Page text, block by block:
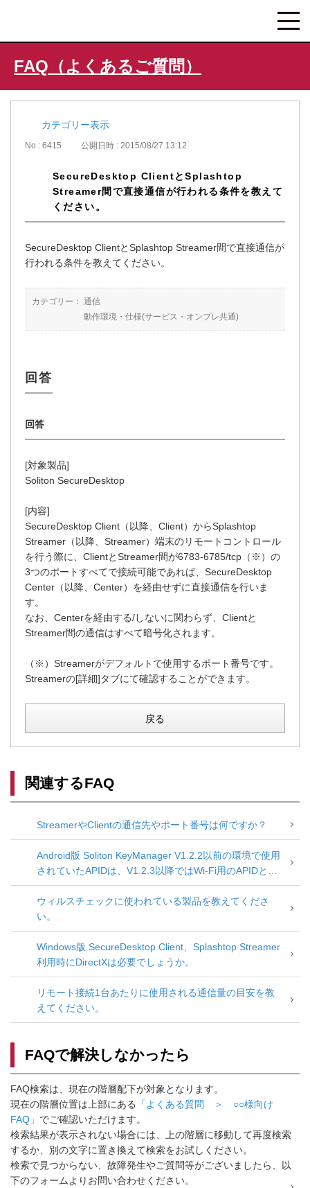
FAQ（よくあるご質問）
カテゴリー表示
No : 6415 公開日時 : 2015/08/27 13:12
SecureDesktop ClientとSplashtop
Streamer間で直接通信が行われる条件を教えて
ください。
SecureDesktop ClientとSplashtop Streamer間で直接通信が
行われる条件を教えてください。
カテゴリー： 通信
動作環境・仕様(サービス・オンプレ共通)
[対象製品]
Soliton SecureDesktop
[内容]
SecureDesktop Client（以降、Client）からSplashtop
Streamer（以降、Streamer）端末のリモートコントロール
を行う際に、ClientとStreamer間が6783-6785/tcp（※）の
3つのポートすべてで接続可能であれば、SecureDesktop
Center（以降、Center）を経由せずに直接通信を行いま
す。
なお、Centerを経由する/しないに関わらず、Clientと
Streamer間の通信はすべて暗号化されます。
（※）Streamerがデフォルトで使用するポート番号です。
Streamerの[詳細]タブにて確認することができます。
戻る
関連するFAQ
StreamerやClientの通信先やポート番号は何ですか？
Android版 Soliton KeyManager V1.2.2以前の環境で使用
されていたAPIDは、V1.2.3以降ではWi-Fi用のAPIDとし
て扱われます。
ウィルスチェックに使われている製品を教えてくださ
い。
Windows版 SecureDesktop Client、Splashtop Streamer
利用時にDirectXは必要でしょうか。
リモート接続1台あたりに使用される通信量の目安を教
えてください。
FAQで解決しなかったら
FAQ検索は、現在の階層配下が対象となります。
現在の階層位置は上部にある
「よくある質問 ＞ ○○様向け
FAQ」 でご確認いただけます。
検索結果が表示されない場合には、上の階層に移動して再度検索
するか、別の文字に置き換えて検索をお試しください。
検索で見つからない、故障発生やご質問等がございましたら、以
下のフォームよりお問い合わせください。